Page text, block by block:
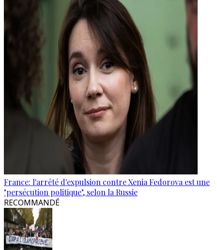
France: l'arrêté d'expulsion contre Xenia Fedorova est une
"persécution politique", selon la Russie
RECOMMANDÉ